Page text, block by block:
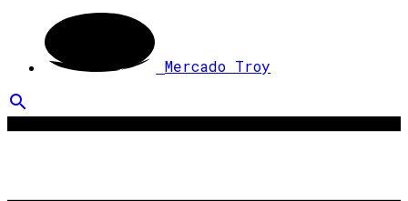
Mercado Troy
search